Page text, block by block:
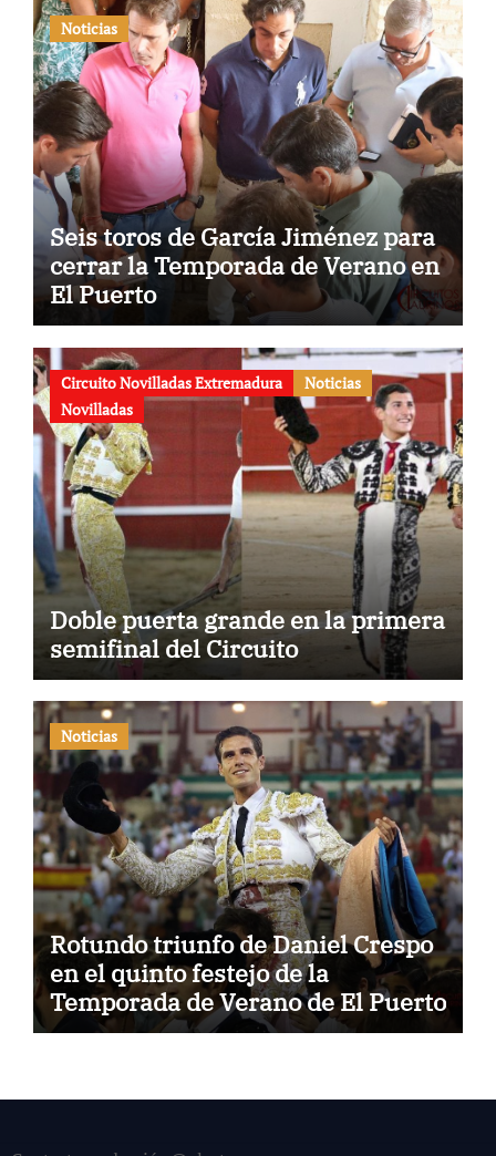
Noticias
Seis toros de García Jiménez para
cerrar la Temporada de Verano en
El Puerto
Circuito Novilladas Extremadura
Noticias
Novilladas
Doble puerta grande en la primera
semifinal del Circuito
Noticias
Rotundo triunfo de Daniel Crespo
en el quinto festejo de la
Temporada de Verano de El Puerto